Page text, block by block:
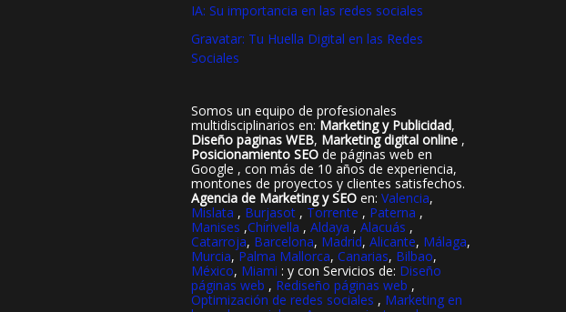
IA: Su importancia en las redes sociales
Gravatar: Tu Huella Digital en las Redes
Sociales
Somos un equipo de profesionales
multidisciplinarios en:Marketing y Publicidad,
Diseño paginas WEB, Marketing digital online ,
Posicionamiento SEO de páginas web en
Google , con más de 10 años de experiencia,
montones de proyectos y clientes satisfechos.
Agencia de Marketing y SEO en: Valencia,
Mislata , Burjasot , Torrente , Paterna ,
Manises ,Chirivella , Aldaya , Alacuás ,
Catarroja, Barcelona, Madrid, Alicante, Málaga,
Murcia,Palma Mallorca, Canarias, Bilbao,
México, Miami : y con Servicios de: Diseño
páginas web , Rediseño páginas web ,
Optimización de redes sociales , Marketing en